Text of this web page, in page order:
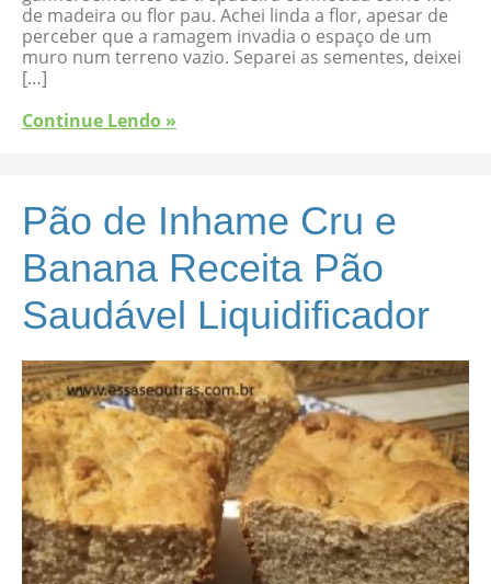
de madeira ou flor pau. Achei linda a flor, apesar de
perceber que a ramagem invadia o espaço de um
muro num terreno vazio. Separei as sementes, deixei
[…]
Continue Lendo »
Pão de Inhame Cru e
Banana Receita Pão
Saudável Liquidificador